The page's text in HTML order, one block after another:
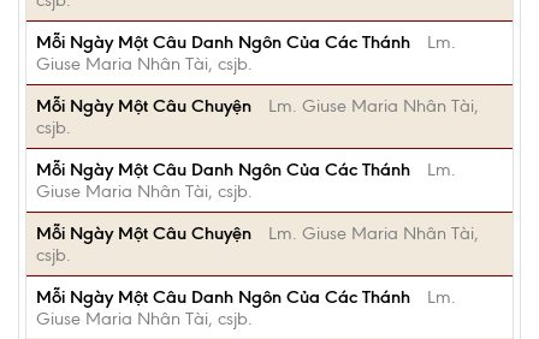
Mỗi Ngày Một Câu Danh Ngôn Của Các Thánh
Lm.
Giuse Maria Nhân Tài, csjb.
Mỗi Ngày Một Câu Chuyện
Lm. Giuse Maria Nhân Tài,
csjb.
Mỗi Ngày Một Câu Danh Ngôn Của Các Thánh
Lm.
Giuse Maria Nhân Tài, csjb.
Mỗi Ngày Một Câu Chuyện
Lm. Giuse Maria Nhân Tài,
csjb.
Mỗi Ngày Một Câu Danh Ngôn Của Các Thánh
Lm.
Giuse Maria Nhân Tài, csjb.